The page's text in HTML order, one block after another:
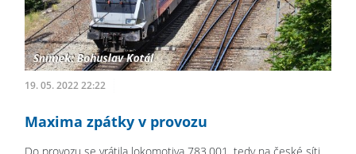
19. 05. 2022 22:22
Maxima zpátky v provozu